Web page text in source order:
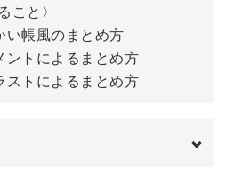
こと〉
帳風のまとめ方
トによるまとめ方
トによるまとめ方